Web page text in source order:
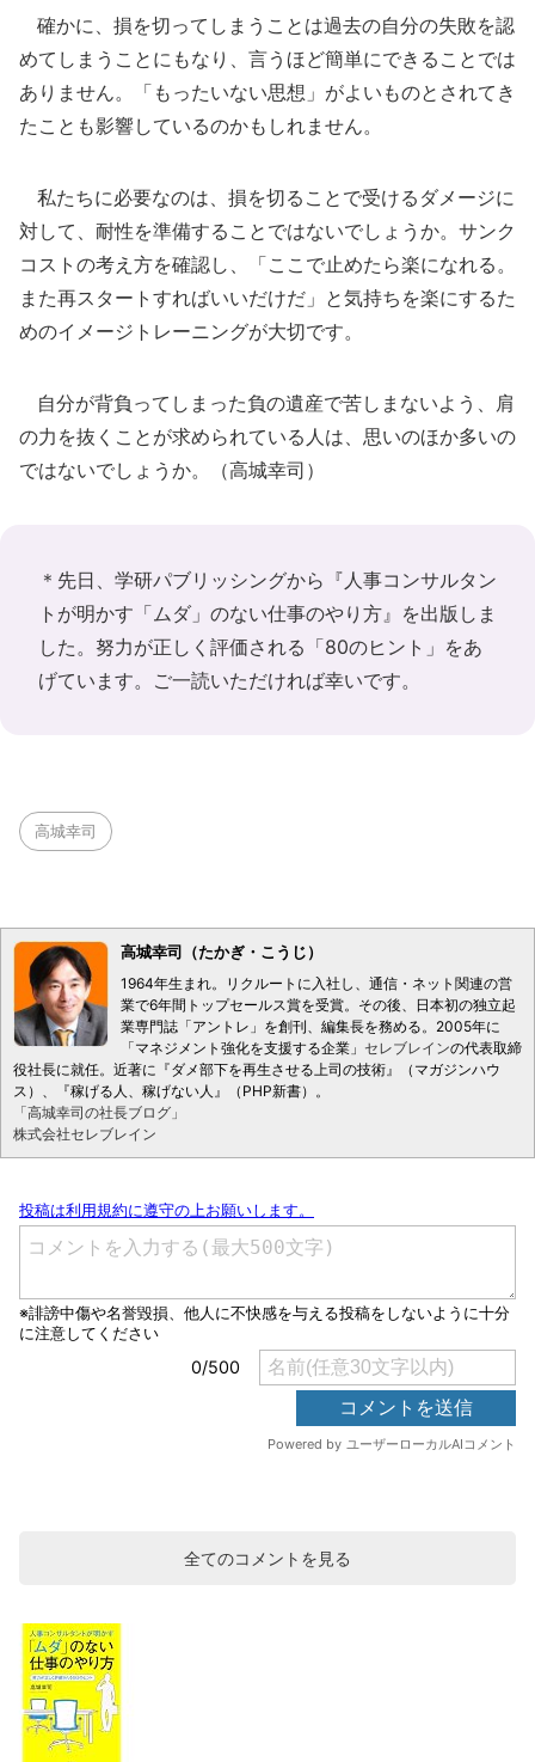
確かに、損を切ってしまうことは過去の自分の失敗を認
めてしまうことにもなり、言うほど簡単にできることでは
ありません。「もったいない思想」がよいものとされてき
たことも影響しているのかもしれません。
私たちに必要なのは、損を切ることで受けるダメージに
対して、耐性を準備することではないでしょうか。サンク
コストの考え方を確認し、「ここで止めたら楽になれる。
また再スタートすればいいだけだ」と気持ちを楽にするた
めのイメージトレーニングが大切です。
自分が背負ってしまった負の遺産で苦しまないよう、肩
の力を抜くことが求められている人は、思いのほか多いの
ではないでしょうか。（高城幸司）
＊先日、学研パブリッシングから『人事コンサルタン
トが明かす「ムダ」のない仕事のやり方』を出版しま
した。努力が正しく評価される「80のヒント」をあ
げています。ご一読いただければ幸いです。
高城幸司
高城幸司（たかぎ・こうじ）
1964年生まれ。リクルートに入社し、通信・ネット関連の営
業で6年間トップセールス賞を受賞。その後、日本初の独立起
業専門誌「アントレ」を創刊、編集長を務める。2005年に
「マネジメント強化を支援する企業」 セレブレインの代表取締
役社長に就任。近著に『ダメ部下を再生させる上司の技術』（マガジンハウ
ス）、『稼げる人、稼げない人』（PHP新書）。
「高城幸司の社長ブログ」
株式会社セレブレイン
全てのコメントを見る